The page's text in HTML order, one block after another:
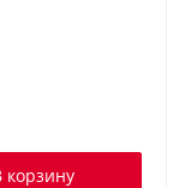
корзину